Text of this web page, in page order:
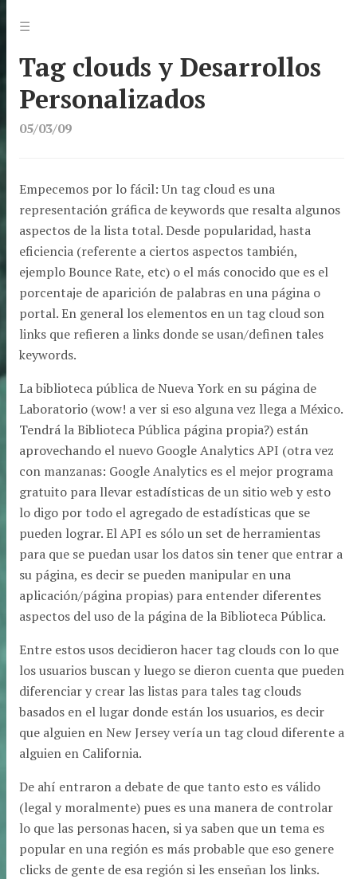
to:☰
Tag clouds y Desarrollos
Personalizados
05/03/09
Empecemos por lo fácil: Un tag cloud es una
representación gráfica de keywords que resalta algunos
aspectos de la lista total. Desde popularidad, hasta
eficiencia (referente a ciertos aspectos también,
ejemplo Bounce Rate, etc) o el más conocido que es el
porcentaje de aparición de palabras en una página o
portal. En general los elementos en un tag cloud son
links que refieren a links donde se usan/definen tales
keywords.
La biblioteca pública de Nueva York en su página de
Laboratorio (wow! a ver si eso alguna vez llega a México.
Tendrá la Biblioteca Pública página propia?) están
aprovechando el nuevo Google Analytics API (otra vez
con manzanas: Google Analytics es el mejor programa
gratuito para llevar estadísticas de un sitio web y esto
lo digo por todo el agregado de estadísticas que se
pueden lograr. El API es sólo un set de herramientas
para que se puedan usar los datos sin tener que entrar a
su página, es decir se pueden manipular en una
aplicación/página propias) para entender diferentes
aspectos del uso de la página de la Biblioteca Pública.
Entre estos usos decidieron hacer tag clouds con lo que
los usuarios buscan y luego se dieron cuenta que pueden
diferenciar y crear las listas para tales tag clouds
basados en el lugar donde están los usuarios, es decir
que alguien en New Jersey vería un tag cloud diferente a
alguien en California.
De ahí entraron a debate de que tanto esto es válido
(legal y moralmente) pues es una manera de controlar
lo que las personas hacen, si ya saben que un tema es
popular en una región es más probable que eso genere
clicks de gente de esa región si les enseñan los links.